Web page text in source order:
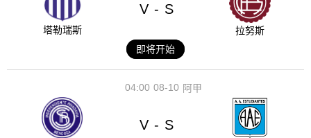
塔勒瑞斯
V - S
拉努斯
即将开始
08-10
04:00 阿甲
V - S